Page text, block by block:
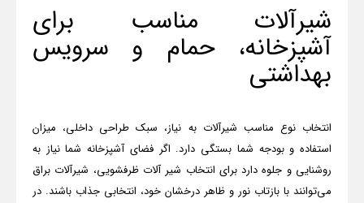
شیرآلات مناسب برای
آشپزخانه، حمام و سرویس
بهداشتی
انتخاب نوع مناسب شیرآلات به نیاز، سبک طراحی داخلی، میزان
استفاده و بودجه شما بستگی دارد. اگر فضای آشپزخانه شما نیاز به
روشنایی و جلوه دارد برای انتخاب شیر آلات ظرفشویی، شیرآلات براق
می‌توانند با بازتاب نور و ظاهر درخشان خود، انتخابی جذاب باشند. در